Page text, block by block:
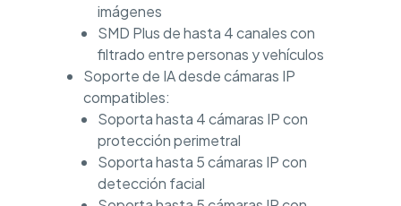
imágenes
SMD Plus de hasta 4 canales con
filtrado entre personas y vehículos
Soporte de IA desde cámaras IP
compatibles:
Soporta hasta 4 cámaras IP con
protección perimetral
Soporta hasta 5 cámaras IP con
detección facial